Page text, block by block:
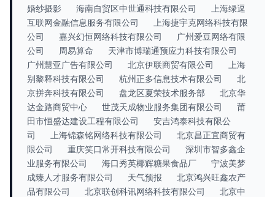
婚纱摄影
海南自贸区中世通科技有限公司
上海绿逗
互联网金融信息服务有限公司
上海捷宇克网络科技有限
公司
嘉兴幻恒网络科技有限公司
广州爱豆网络有限
公司
周易算命
天津市博瑞通预应力科技有限公司
广州慧亚广告有限公司
北京伊联商贸有限公司
上海
别黎释科技有限公司
杭州正多信息技术有限公司
北
京拼奔科技有限公司
盘龙区夏荣技术服务部
北京华
达金路商贸中心
世茂天成物业服务集团有限公司
莆
田市恒盛达建设工程有限公司
安吉鸿泰科技有限公
司
上海锦森铭网络科技有限公司
北京昌正宜商贸有
限公司
重庆笑口常开科技有限公司
深圳市智多鑫企
业服务有限公司
海口秀英椰辉糖果食品厂
宁波美梦
成臻人才服务有限公司
天气预报
北京鸿兴旺鑫农产
品有限公司
北京联创科讯网络科技有限公司
北京中